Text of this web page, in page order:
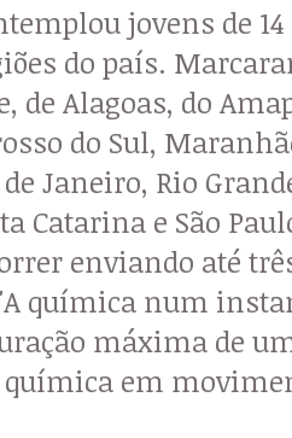
jovens de
do país.
de Alagoas, do
do Sul,
Janeiro, Rio
Catarina e São
enviando até
química num
máxima de
química em